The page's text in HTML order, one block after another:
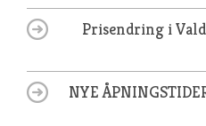
Prisendring i
NYE